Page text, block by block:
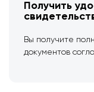
Получить
Вы получите
документов